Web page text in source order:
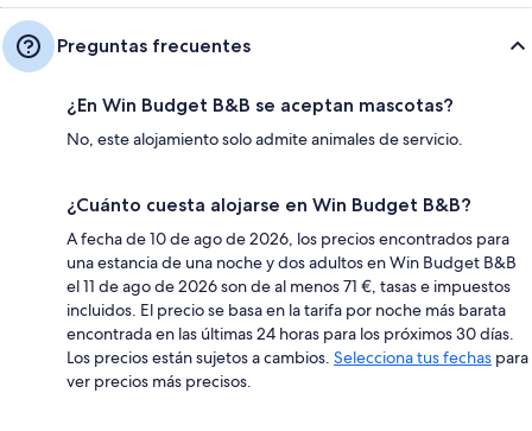
Preguntas frecuentes
¿En Win Budget B&B se aceptan mascotas?
No, este alojamiento solo admite animales de servicio.
¿Cuánto cuesta alojarse en Win Budget B&B?
A fecha de 10 de ago de 2026, los precios encontrados para
una estancia de una noche y dos adultos en Win Budget B&B
el 11 de ago de 2026 son de al menos 71 €, tasas e impuestos
incluidos. El precio se basa en la tarifa por noche más barata
encontrada en las últimas 24 horas para los próximos 30 días.
Los precios están sujetos a cambios. Selecciona tus fechas para
ver precios más precisos.